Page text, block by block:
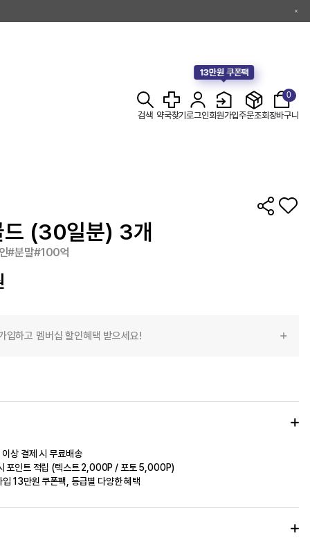
검색 약국찾기로그인
13만원 쿠폰팩
회원가입주문조회
0
장바구니
드 (30일분) 3개
#분말#100억
입하고 멤버십 할인혜택 받으세요!
상 결제 시 무료배송
포인트 적립 (텍스트 2,000P / 포토 5,000P)
입 13만원 쿠폰팩, 등급별 다양한 혜택